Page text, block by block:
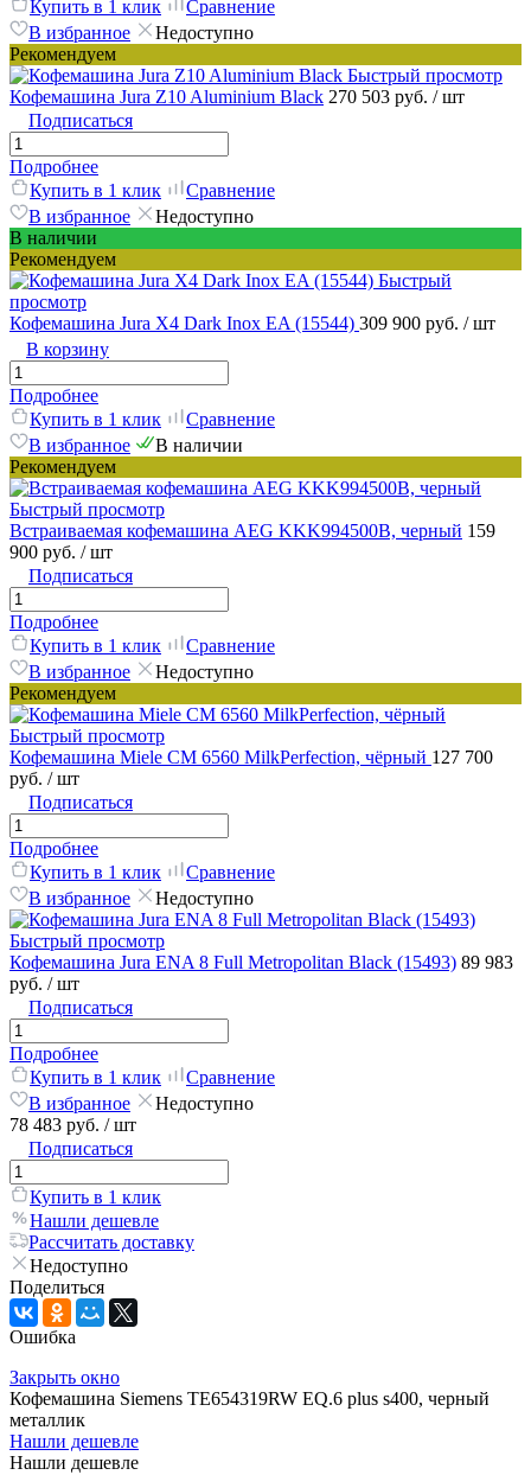
Купить в 1 клик
Сравнение
В избранное
Недоступно
Рекомендуем
Быстрый просмотр
Кофемашина Jura Z10 Aluminium Black 270 503 руб. / шт
Подписаться
Подробнее
Купить в 1 клик
Сравнение
В избранное
Недоступно
В наличии
Рекомендуем
Быстрый
просмотр
Кофемашина Jura Х4 Dark Inox EA (15544) 309 900 руб. / шт
В корзину
Подробнее
Купить в 1 клик
Сравнение
В избранное
В наличии
Рекомендуем
Быстрый просмотр
Встраиваемая кофемашина AEG KKK994500B, черный 159
900 руб. / шт
Подписаться
Подробнее
Купить в 1 клик
Сравнение
В избранное
Недоступно
Рекомендуем
Быстрый просмотр
Кофемашина Miele CM 6560 MilkPerfection, чёрный 127 700
руб. / шт
Подписаться
Подробнее
Купить в 1 клик
Сравнение
В избранное
Недоступно
Быстрый просмотр
Кофемашина Jura ENA 8 Full Metropolitan Black (15493) 89 983
руб. / шт
Подписаться
Подробнее
Купить в 1 клик
Сравнение
В избранное
Недоступно
78 483 руб. / шт
Подписаться
Купить в 1 клик
Нашли дешевле
Рассчитать доставку
Недоступно
Поделиться
Ошибка
Закрыть окно
Кофемашина Siemens TE654319RW EQ.6 plus s400, черный
металлик
Нашли дешевле
Нашли дешевле